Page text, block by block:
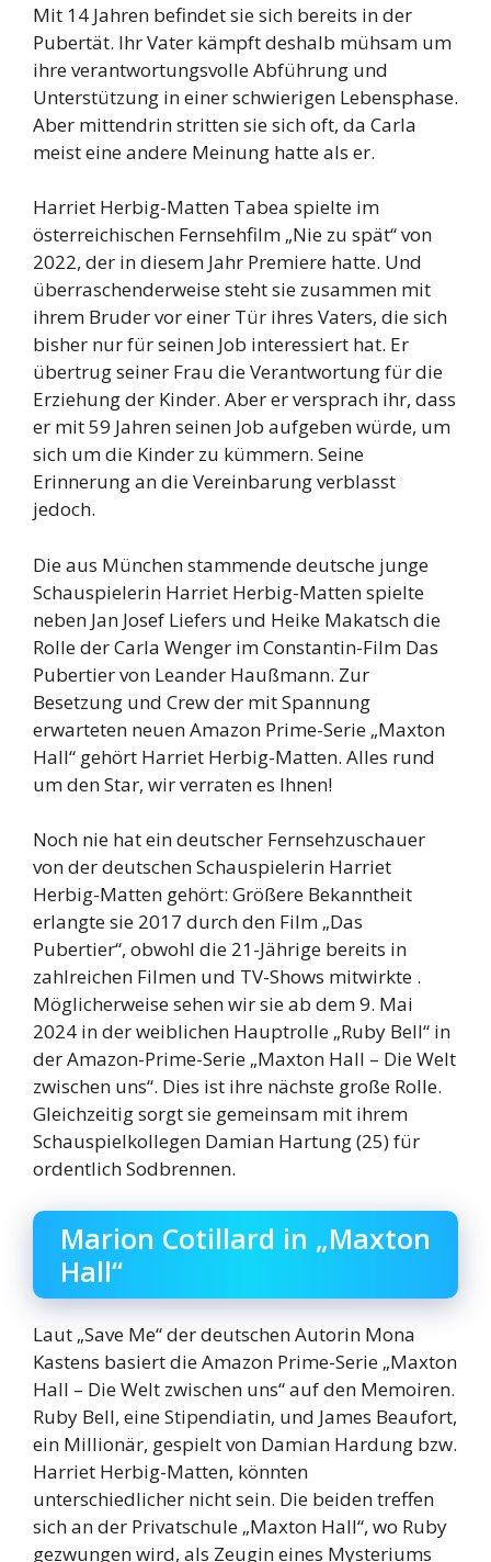
Mit 14 Jahren befindet sie sich bereits in der
Pubertät. Ihr Vater kämpft deshalb mühsam um
ihre verantwortungsvolle Abführung und
Unterstützung in einer schwierigen Lebensphase.
Aber mittendrin stritten sie sich oft, da Carla
meist eine andere Meinung hatte als er.
Harriet Herbig-Matten Tabea spielte im
österreichischen Fernsehfilm „Nie zu spät“ von
2022, der in diesem Jahr Premiere hatte. Und
überraschenderweise steht sie zusammen mit
ihrem Bruder vor einer Tür ihres Vaters, die sich
bisher nur für seinen Job interessiert hat. Er
übertrug seiner Frau die Verantwortung für die
Erziehung der Kinder. Aber er versprach ihr, dass
er mit 59 Jahren seinen Job aufgeben würde, um
sich um die Kinder zu kümmern. Seine
Erinnerung an die Vereinbarung verblasst
jedoch.
Die aus München stammende deutsche junge
Schauspielerin Harriet Herbig-Matten spielte
neben Jan Josef Liefers und Heike Makatsch die
Rolle der Carla Wenger im Constantin-Film Das
Pubertier von Leander Haußmann. Zur
Besetzung und Crew der mit Spannung
erwarteten neuen Amazon Prime-Serie „Maxton
Hall“ gehört Harriet Herbig-Matten. Alles rund
um den Star, wir verraten es Ihnen!
Noch nie hat ein deutscher Fernsehzuschauer
von der deutschen Schauspielerin Harriet
Herbig-Matten gehört: Größere Bekanntheit
erlangte sie 2017 durch den Film „Das
Pubertier“, obwohl die 21-Jährige bereits in
zahlreichen Filmen und TV-Shows mitwirkte .
Möglicherweise sehen wir sie ab dem 9. Mai
2024 in der weiblichen Hauptrolle „Ruby Bell“ in
der Amazon-Prime-Serie „Maxton Hall – Die Welt
zwischen uns“. Dies ist ihre nächste große Rolle.
Gleichzeitig sorgt sie gemeinsam mit ihrem
Schauspielkollegen Damian Hartung (25) für
ordentlich Sodbrennen.
Marion Cotillard in „Maxton
Hall“
Laut „Save Me“ der deutschen Autorin Mona
Kastens basiert die Amazon Prime-Serie „Maxton
Hall – Die Welt zwischen uns“ auf den Memoiren.
Ruby Bell, eine Stipendiatin, und James Beaufort,
ein Millionär, gespielt von Damian Hardung bzw.
Harriet Herbig-Matten, könnten
unterschiedlicher nicht sein. Die beiden treffen
sich an der Privatschule „Maxton Hall“, wo Ruby
gezwungen wird, als Zeugin eines Mysteriums